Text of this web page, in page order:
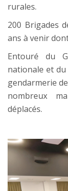
rurales.
200 Brigades
ans à venir
Entouré du
nationale et
gendarmerie
nombreux
déplacés.